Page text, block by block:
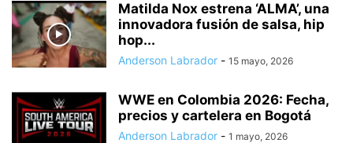
Matilda Nox estrena ‘ALMA’, una
innovadora fusión de salsa, hip
hop...
Anderson Labrador - 15 mayo, 2026
WWE en Colombia 2026: Fecha,
precios y cartelera en Bogotá
Anderson Labrador - 1 mayo, 2026